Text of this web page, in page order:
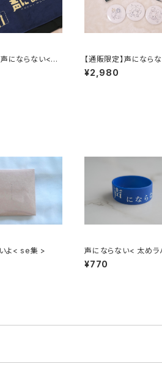
声にならない<ラ
ト>
【通販限定】声になら
クセサリーセット>
¥2,980
よ< se集 >
声にならない< 太めラ
ンド >
¥770